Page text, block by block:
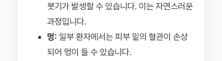
붓기가 발생할 수 있습니다. 이는 자연스러운
과정입니다.
멍: 일부 환자에서는 피부 밑의 혈관이 손상
되어 멍이 들 수 있습니다.